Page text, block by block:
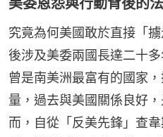
美委恩怨與行動背後的
究竟為何美國敢於直接「
後涉及美委兩國長達二十
曾是南美洲最富有的國家
量，過去與美國關係良好
而，自從「反美先鋒」查